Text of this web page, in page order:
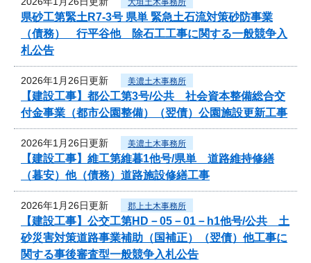
大垣土木事務所
県砂工第緊土R7-3号 県単 緊急土石流対策砂防事業
（債務） 行平谷他 除石工工事に関する一般競争入
札公告
2026年1月26日更新 美濃土木事務所
【建設工事】都公工第3号/公共 社会資本整備総合交
付金事業（都市公園整備）（翌債）公園施設更新工事
2026年1月26日更新 美濃土木事務所
【建設工事】維工第維暮1他号/県単 道路維持修繕
（暮安）他（債務）道路施設修繕工事
2026年1月26日更新 郡上土木事務所
【建設工事】公交工第HD－05－01－h1他号/公共 土
砂災害対策道路事業補助（国補正）（翌債）他工事に
関する事後審査型一般競争入札公告